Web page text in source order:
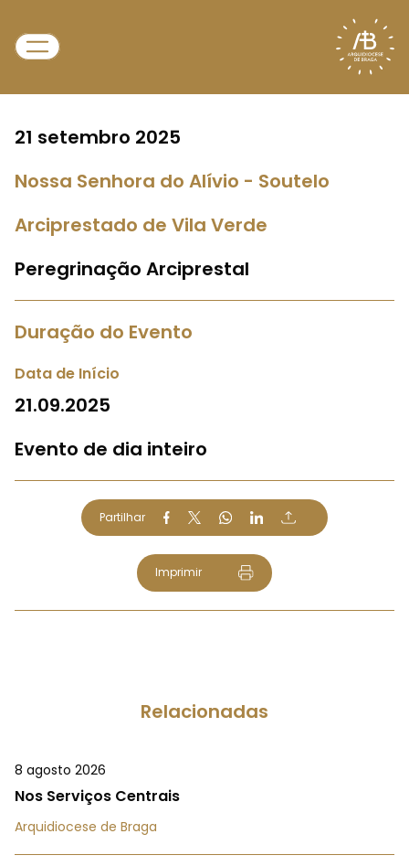
21 setembro 2025
Nossa Senhora do Alívio - Soutelo
Arciprestado de Vila Verde
Peregrinação Arciprestal
Duração do Evento
Data de Início
21.09.2025
Evento de dia inteiro
Partilhar
Imprimir
Relacionadas
8 agosto 2026
Nos Serviços Centrais
Arquidiocese de Braga